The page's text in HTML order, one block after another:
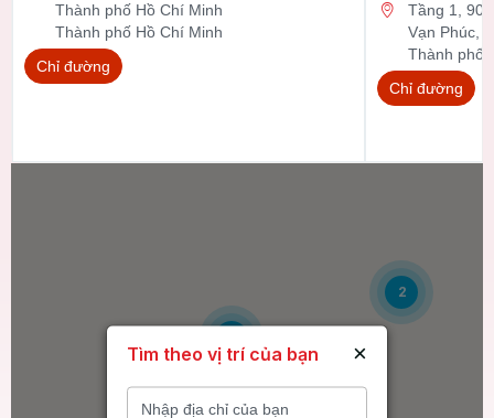
Thành phố Hồ Chí Minh
Thành phố Hồ Chí Minh
Chỉ đường
Tầng 1, 90
Vạn Phúc,
Thành phố
Chỉ đường
2
Tìm theo vị trí của bạn ×